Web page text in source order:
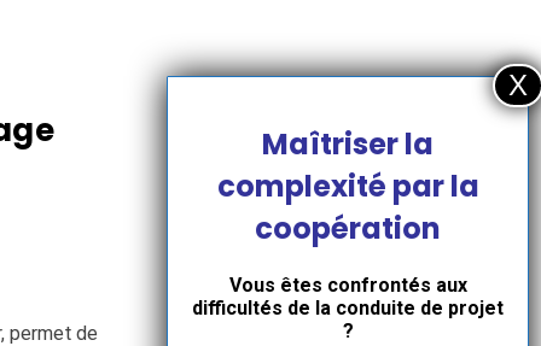
permet de
Maîtriser la
complexité par la
coopération
Vous êtes confrontés aux
difficultés de la conduite de projet
?